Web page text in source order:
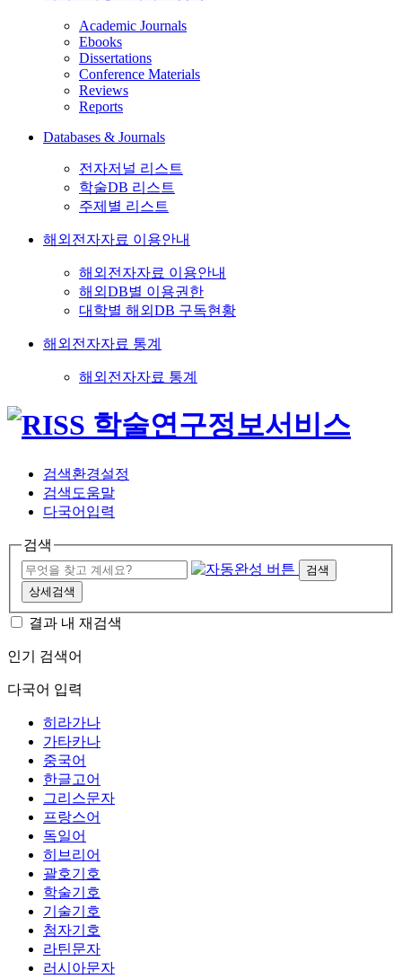
Academic Journals
Ebooks
Dissertations
Conference Materials
Reviews
Reports
Databases & Journals
전자저널 리스트
학술DB 리스트
주제별 리스트
해외전자자료 이용안내
해외전자자료 이용안내
해외DB별 이용권한
대학별 해외DB 구독현황
해외전자자료 통계
해외전자자료 통계
검색환경설정
검색도움말
다국어입력
검색
검색
상세검색
결과 내 재검색
인기 검색어
다국어 입력
히라가나
가타카나
중국어
한글고어
그리스문자
프랑스어
독일어
히브리어
괄호기호
학술기호
기술기호
첨자기호
라틴문자
러시아문자